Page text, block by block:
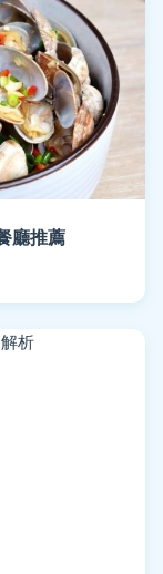
廳推薦